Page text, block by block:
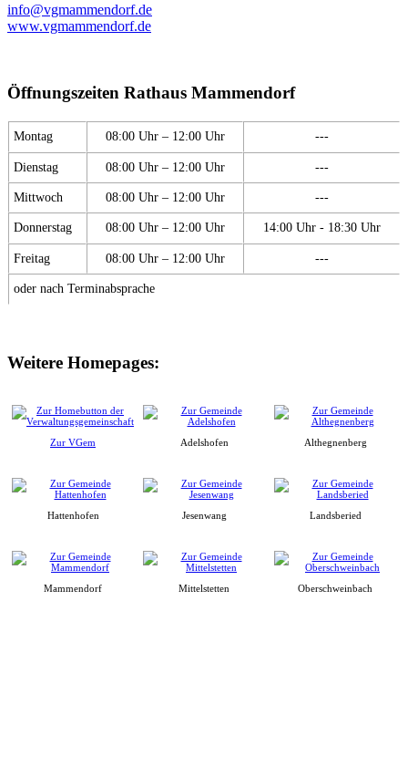
info@vgmammendorf.de
www.vgmammendorf.de
Öffnungszeiten Rathaus Mammendorf
Montag 08:00 Uhr – 12:00 Uhr ---
Dienstag 08:00 Uhr – 12:00 Uhr ---
Mittwoch 08:00 Uhr – 12:00 Uhr ---
Donnerstag 08:00 Uhr – 12:00 Uhr 14:00 Uhr - 18:30 Uhr
Freitag 08:00 Uhr – 12:00 Uhr ---
oder nach Terminabsprache
Weitere Homepages:
Zur VGem Adelshofen Althegnenberg
Hattenhofen Jesenwang Landsberied
Mammendorf Mittelstetten Oberschweinbach